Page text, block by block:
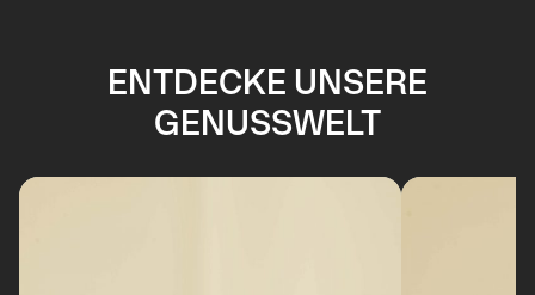
ENTDECKE UNSERE
GENUSSWELT